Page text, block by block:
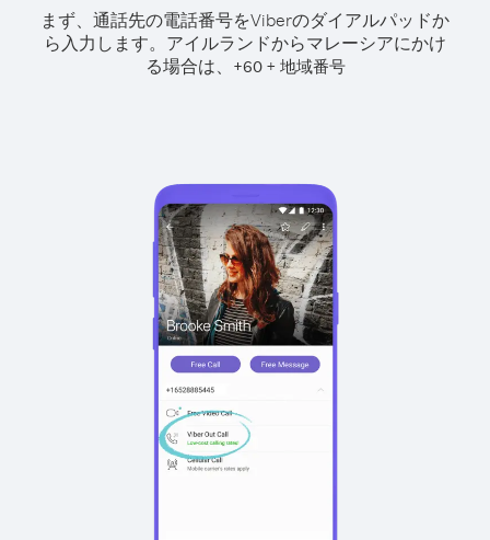
まず、通話先の電話番号をViberのダイアルパッドか
ら入力します。 アイルランドからマレーシアにかけ
る場合は、
+60+ 地域番号